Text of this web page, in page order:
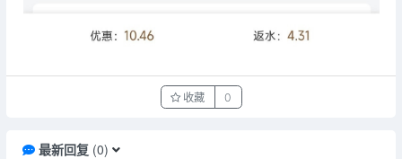
收藏 0
最新回复(0)